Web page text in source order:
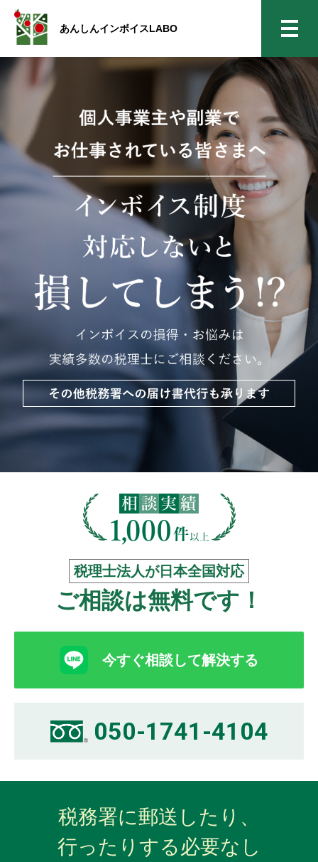
あんしんインボイスLABO
税理士法人が日本全国対応
ご相談は無料です！
今すぐ相談して解決する
050-1741-4104
税務署に郵送したり、
行ったりする必要なし